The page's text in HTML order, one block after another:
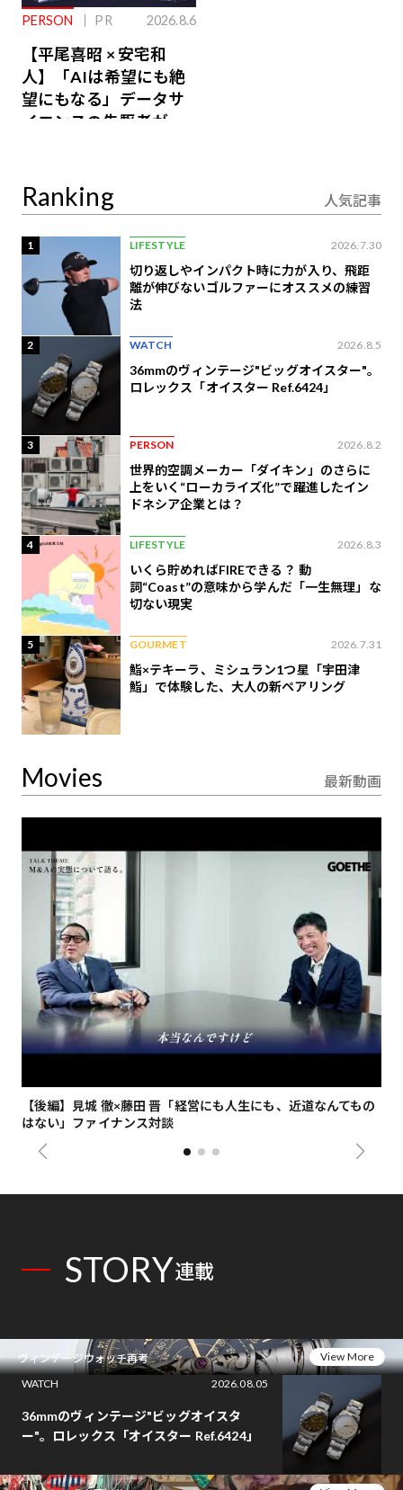
PERSON PR 2026.8.6
【平尾喜昭 × 安宅和
人】「AIは希望にも絶
望にもなる」データサ
イエンスの先駆者が語
Ranking 人気記事
1 LIFESTYLE 2026.7.30
切り返しやインパクト時に力が入り、飛距
離が伸びないゴルファーにオススメの練習
法
2 WATCH 2026.8.5
36mmのヴィンテージ"ビッグオイスター"。
ロレックス「オイスター Ref.6424」
3 PERSON 2026.8.2
世界的空調メーカー「ダイキン」のさらに
上をいく“ローカライズ化”で躍進したイン
ドネシア企業とは？
4 LIFESTYLE 2026.8.3
いくら貯めればFIREできる？ 動
詞“Coast”の意味から学んだ「一生無理」な
切ない現実
5 GOURMET 2026.7.31
鮨×テキーラ、ミシュラン1つ星「宇田津
鮨」で体験した、大人の新ペアリング
Movies 最新動画
【後編】見城 徹×藤田 晋「経営にも人生にも、近道なんてもの
はない」ファイナンス対談
STORY連載
ヴィンテージウォッチ再考
View More
WATCH
2026.08.05
36mmのヴィンテージ"ビッグオイスタ
ー"。ロレックス「オイスター Ref.6424」